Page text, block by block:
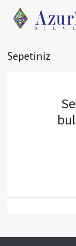
Sepetiniz